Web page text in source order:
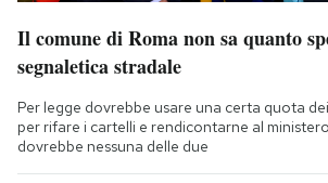
Il comune di Roma non sa quanto
segnaletica stradale
Per legge dovrebbe usare una certa quota
per rifare i cartelli e rendicontarne al
dovrebbe nessuna delle due